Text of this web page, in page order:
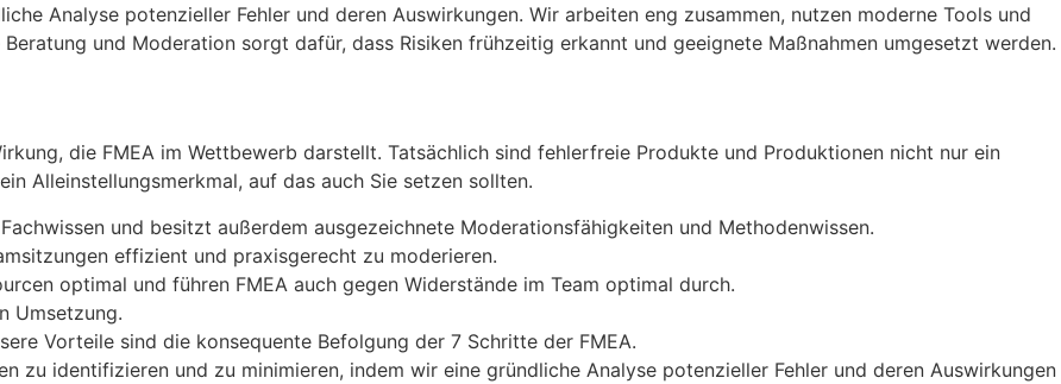
Analyse potenzieller Fehler und deren Auswirkungen. Wir arbeiten eng zusammen, nutzen moderne Tools und
und Moderation sorgt dafür, dass Risiken frühzeitig erkannt und geeignete Maßnahmen umgesetzt werden.
die FMEA im Wettbewerb darstellt. Tatsächlich sind fehlerfreie Produkte und Produktionen nicht nur ein
Alleinstellungsmerkmal, auf das auch Sie setzen sollten.
und besitzt außerdem ausgezeichnete Moderationsfähigkeiten und Methodenwissen.
effizient und praxisgerecht zu moderieren.
optimal und führen FMEA auch gegen Widerstände im Team optimal durch.
Umsetzung.
Vorteile sind die konsequente Befolgung der 7 Schritte der FMEA.
zu identifizieren und zu minimieren, indem wir eine gründliche Analyse potenzieller Fehler und deren Auswirkungen